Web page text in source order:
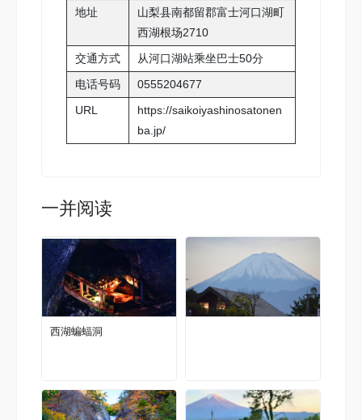
地址
山梨县南都留郡富士河口湖町
西湖根场2710
交通方式
从河口湖站乘坐巴士50分
电话号码
0555204677
URL
https://saikoiyashinosatonen
ba.jp/
一并阅读
西湖蝙蝠洞